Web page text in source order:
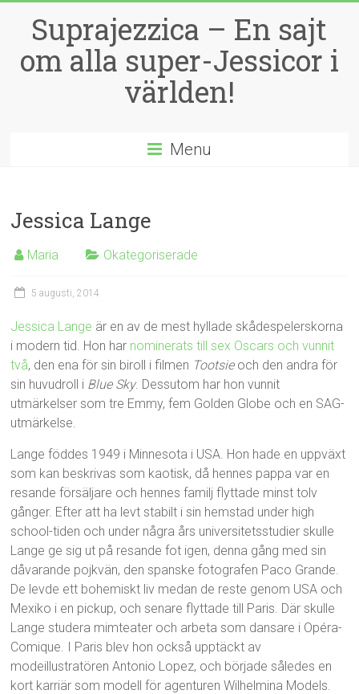
Suprajezzica – En sajt
om alla super-Jessicor i
världen!
Menu
Jessica Lange
Maria Okategoriserade
5 augusti, 2014
Jessica Lange är en av de mest hyllade skådespelerskorna
i modern tid. Hon har nominerats till sex Oscars och vunnit
två, den ena för sin biroll i filmen Tootsie och den andra för
sin huvudroll i Blue Sky. Dessutom har hon vunnit
utmärkelser som tre Emmy, fem Golden Globe och en SAG-
utmärkelse.
Lange föddes 1949 i Minnesota i USA. Hon hade en uppväxt
som kan beskrivas som kaotisk, då hennes pappa var en
resande försäljare och hennes familj flyttade minst tolv
gånger. Efter att ha levt stabilt i sin hemstad under high
school-tiden och under några års universitetsstudier skulle
Lange ge sig ut på resande fot igen, denna gång med sin
dåvarande pojkvän, den spanske fotografen Paco Grande.
De levde ett bohemiskt liv medan de reste genom USA och
Mexiko i en pickup, och senare flyttade till Paris. Där skulle
Lange studera mimteater och arbeta som dansare i Opéra-
Comique. I Paris blev hon också upptäckt av
modeillustratören Antonio Lopez, och började således en
kort karriär som modell för agenturen Wilhelmina Models.